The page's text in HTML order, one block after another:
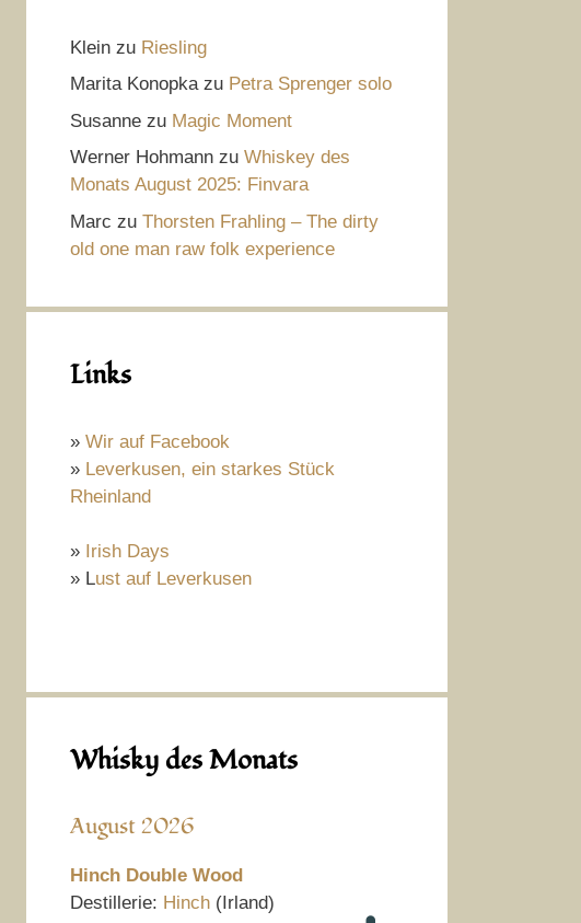
Klein zu Riesling
Marita Konopkazu Petra Sprenger solo
Susanne zu Magic Moment
Werner Hohmann zu Whiskey des
Monats August 2025: Finvara
Marc zu Thorsten Frahling – The dirty
old one man raw folk experience
Links
» Wir auf Facebook
» Leverkusen, ein starkes Stück
Rheinland
» Irish Days
» Lust auf Leverkusen
Whisky des Monats
August 2026
Hinch Double Wood
Destillerie: Hinch (Irland)